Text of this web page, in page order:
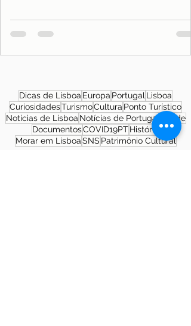
Dicas de Lisboa Europa Portugal Lisboa
CuriosidadesTurismoCultura Ponto Turístico
Notícias de Lisboa Notícias de Portugal
Saúde
DocumentosCOVID19PTHistória
Morar em LisboaSNS Patrimônio Cultural